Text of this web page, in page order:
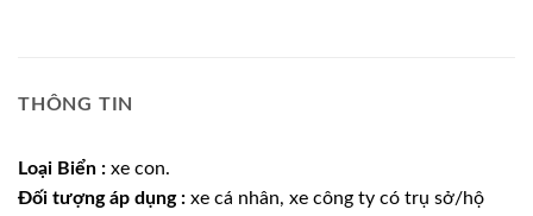
THÔNG TIN
Loại Biển : xe con.
Đối tượng áp dụng : xe cá nhân, xe công ty có trụ sở/hộ